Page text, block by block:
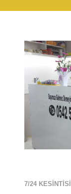
7/24